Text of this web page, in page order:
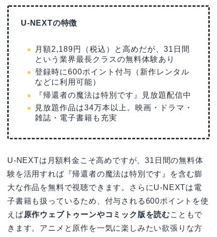
U-NEXTの特徴
月額2,189円（税込）と高めだが、31日間
という業界最長クラスの無料体験あり
登録時に600ポイント付与（新作レンタル
などに利用可能）
『帰還者の魔法は特別です』見放題配信中
見放題作品は34万本以上。映画・ドラマ・
雑誌・電子書籍も充実
U-NEXTは月額料金こそ高めですが、31日間の無料体
験を活用すれば『帰還者の魔法は特別です』を含む膨
大な作品を無料で視聴できます。さらにU-NEXTは電
子書籍も扱っているため、付与される600ポイントを使
えば原作ウェブトゥーンやコミック版を読むこともで
きます。アニメと原作を一気に楽しみたい欲張りな方